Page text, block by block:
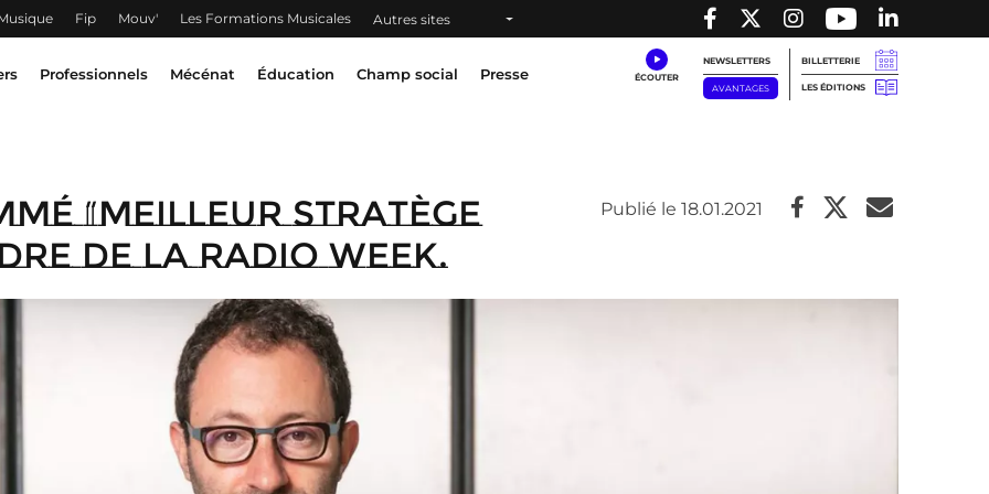
Fip Mouv' Les Formations Musicales Autres sites
Professionnels Mécénat Éducation Champ social Presse
NEWSLETTERS
AVANTAGES
BILLETTERIE
LES ÉDITIONS
“Meilleur Stratège
de la Radio Week.
Publié le 18.01.2021